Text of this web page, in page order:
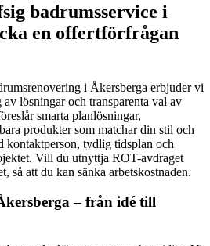
badrumsservice i
en offertförfrågan
i Åkersberga erbjuder vi
lösningar och transparenta val av
smarta planlösningar,
produkter som matchar din stil och
kontaktperson, tydlig tidsplan och
Vill du utnyttja ROT-avdraget
så att du kan sänka arbetskostnaden.
– från idé till